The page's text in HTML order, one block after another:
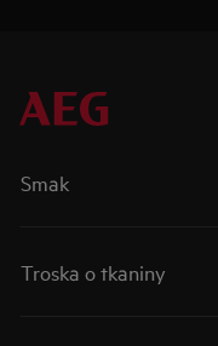
Smak
Troska o tkaniny